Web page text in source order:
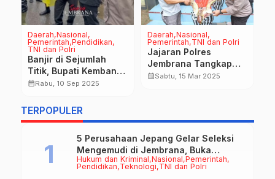
Daerah Nasional
Pemerintah Pendidikan
TNI dan Polri
Banjir di Sejumlah
Titik, Bupati Kembang
Instruksikan ASN dan
Bantu Warga
calendar_monthRabu, 10 Sep 2025
Daerah Nasional
Pemerintah TNI dan Polri
Jajaran Polres
Jembrana Tangkap
Pelaku Penyelundupan
calendar_monthSabtu, 15 Mar 2025
TERPOPULER
Hukum dan Kriminal Nasional Pemerintah
Pendidikan Teknologi TNI dan Polri
5 Perusahaan Jepang Gelar Seleksi
Mengemudi di Jembrana, Buka
Peluang Kerja bagi Calon PMI